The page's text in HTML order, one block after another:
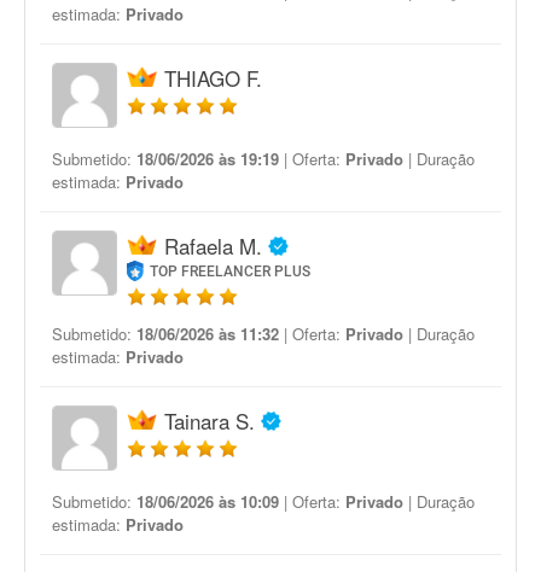
estimada: Privado
THIAGO F.
Submetido: 18/06/2026 às 19:19 | Oferta: Privado | Duração
estimada: Privado
Rafaela M.
TOP FREELANCER PLUS
Submetido: 18/06/2026 às 11:32 | Oferta: Privado | Duração
estimada: Privado
Tainara S.
Submetido: 18/06/2026 às 10:09 | Oferta: Privado | Duração
estimada: Privado